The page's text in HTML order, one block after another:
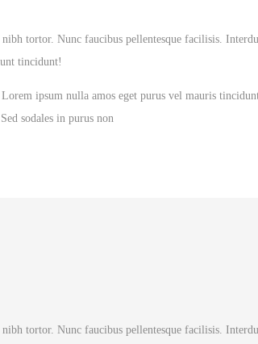
tortor. Nunc faucibus pellentesque facilisis.
tincidunt!
ipsum nulla amos eget purus vel mauris
sodales in purus non
tortor. Nunc faucibus pellentesque facilisis.